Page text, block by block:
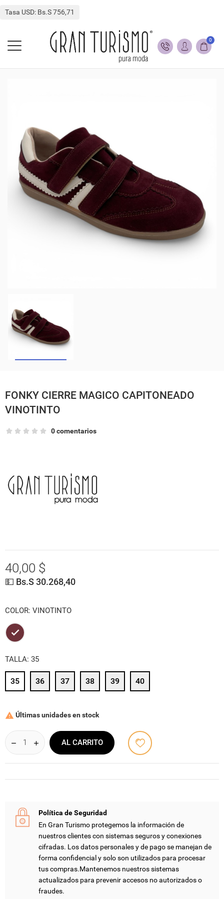
Tasa USD: Bs.S 756,71
0
FONKY CIERRE MAGICO CAPITONEADO
VINOTINTO
0 comentarios
40,00 $
💵 Bs.S 30.268,40
COLOR: VINOTINTO
VINOTINTO
TALLA: 35
35 36 37 38 39 40
 Últimas unidades en stock
AL CARRITO
Política de Seguridad
En Gran Turismo protegemos la información de
nuestros clientes con sistemas seguros y conexiones
cifradas. Los datos personales y de pago se manejan de
forma confidencial y solo son utilizados para procesar
tus compras.Mantenemos nuestros sistemas
actualizados para prevenir accesos no autorizados o
fraudes.